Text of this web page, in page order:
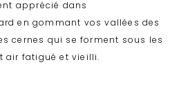
apprécié dans
en gommant vos vallées des
cernes qui se forment sous les
air fatigué et vieilli.